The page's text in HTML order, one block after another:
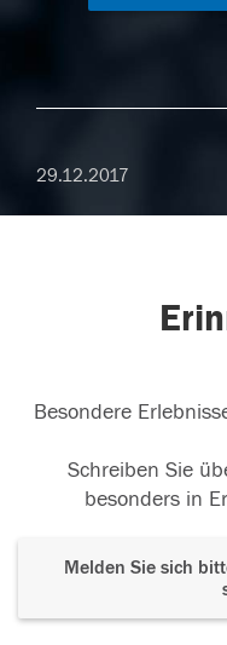
29.12.2017
Besondere
Schreiben Sie
besonders in
Melden Sie sich